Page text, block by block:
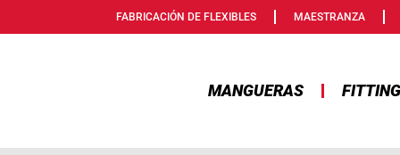
FABRICACIÓN DE FLEXIBLES MAESTRANZA
MANGUERAS